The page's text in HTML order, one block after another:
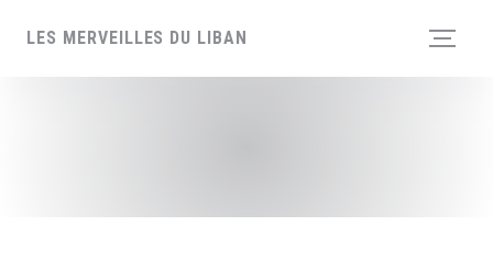
LES MERVEILLES DU LIBAN